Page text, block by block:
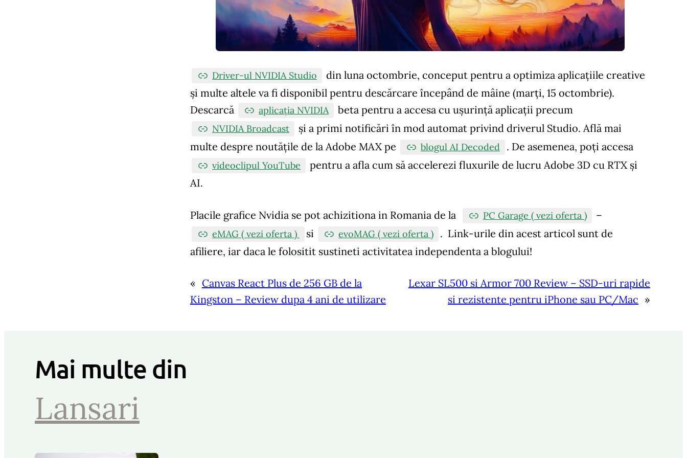
Driver-ul NVIDIA Studio din luna octombrie, conceput pentru a optimiza aplicațiile creative
și multe altele va fi disponibil pentru descărcare începând de mâine (marți, 15 octombrie).
Descarcă
aplicația NVIDIA beta pentru a accesa cu ușurință aplicații precum
NVIDIA Broadcast
și a primi notificări în mod automat privind driverul Studio. Află mai
multe despre noutățile de la Adobe MAX pe
blogul AI Decoded . De asemenea, poți accesa
videoclipul YouTube
pentru a afla cum să accelerezi fluxurile de lucru Adobe 3D cu RTX și
AI.
Placile grafice Nvidia se pot achizitiona in Romania de la PC Garage ( vezi oferta ) –
eMAG ( vezi oferta ) si evoMAG ( vezi oferta ) . Link-urile din acest articol sunt de
afiliere, iar daca le folositit sustineti activitatea independenta a blogului!
« Canvas React Plus de 256 GB de la
Kingston – Review dupa 4 ani de utilizare
Lexar SL500 si Armor 700 Review – SSD-uri rapide
si rezistente pentru iPhone sau PC/Mac »
Mai multe din
Lansari